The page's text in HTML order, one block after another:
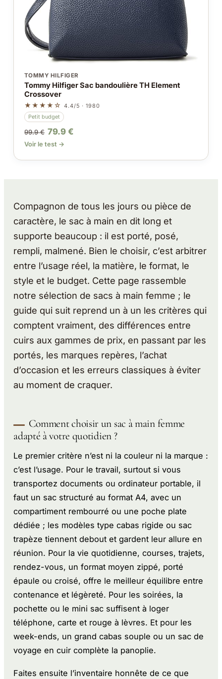
TOMMY HILFIGER
Tommy Hilfiger Sac bandoulière TH Element
Crossover
★★★★☆ 4.4/5 · 1980
Petit budget
99.9 € 79.9 €
Voir le test →
Compagnon de tous les jours ou pièce de
caractère, le sac à main en dit long et
supporte beaucoup : il est porté, posé,
rempli, malmené. Bien le choisir, c’est arbitrer
entre l’usage réel, la matière, le format, le
style et le budget. Cette page rassemble
notre sélection de sacs à main femme ; le
guide qui suit reprend un à un les critères qui
comptent vraiment, des différences entre
cuirs aux gammes de prix, en passant par les
portés, les marques repères, l’achat
d’occasion et les erreurs classiques à éviter
au moment de craquer.
Comment choisir un sac à main femme
adapté à votre quotidien ?
Le premier critère n’est ni la couleur ni la marque :
c’est l’usage. Pour le travail, surtout si vous
transportez documents ou ordinateur portable, il
faut un sac structuré au format A4, avec un
compartiment rembourré ou une poche plate
dédiée ; les modèles type cabas rigide ou sac
trapèze tiennent debout et gardent leur allure en
réunion. Pour la vie quotidienne, courses, trajets,
rendez-vous, un format moyen zippé, porté
épaule ou croisé, offre le meilleur équilibre entre
contenance et légèreté. Pour les soirées, la
pochette ou le mini sac suffisent à loger
téléphone, carte et rouge à lèvres. Et pour les
week-ends, un grand cabas souple ou un sac de
voyage en cuir complète la panoplie.
Faites ensuite l’inventaire honnête de ce que